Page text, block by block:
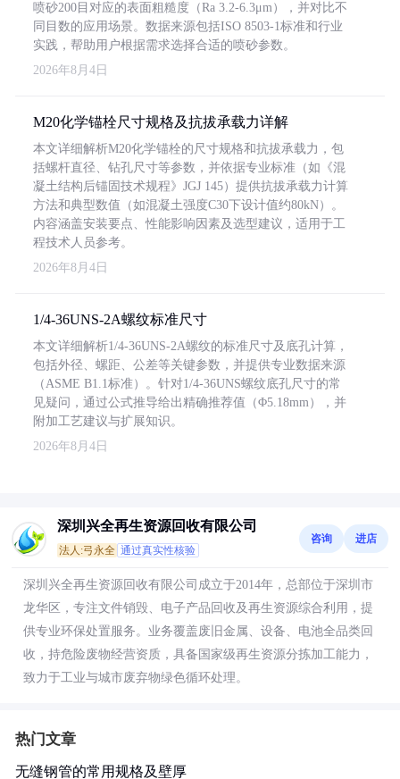
喷砂200目对应的表面粗糙度（Ra 3.2-6.3μm），并对比不
同目数的应用场景。数据来源包括ISO 8503-1标准和行业
实践，帮助用户根据需求选择合适的喷砂参数。
2026年8月4日
M20化学锚栓尺寸规格及抗拔承载力详解
本文详细解析M20化学锚栓的尺寸规格和抗拔承载力，包
括螺杆直径、钻孔尺寸等参数，并依据专业标准（如《混
凝土结构后锚固技术规程》JGJ 145）提供抗拔承载力计算
方法和典型数值（如混凝土强度C30下设计值约80kN）。
内容涵盖安装要点、性能影响因素及选型建议，适用于工
程技术人员参考。
2026年8月4日
1/4-36UNS-2A螺纹标准尺寸
本文详细解析1/4-36UNS-2A螺纹的标准尺寸及底孔计算，
包括外径、螺距、公差等关键参数，并提供专业数据来源
（ASME B1.1标准）。针对1/4-36UNS螺纹底孔尺寸的常
见疑问，通过公式推导给出精确推荐值（Φ5.18mm），并
附加工艺建议与扩展知识。
2026年8月4日
深圳兴全再生资源回收有限公司
法人:弓永全 通过真实性核验
咨询 进店
深圳兴全再生资源回收有限公司成立于2014年，总部位于深圳市
龙华区，专注文件销毁、电子产品回收及再生资源综合利用，提
供专业环保处置服务。业务覆盖废旧金属、设备、电池全品类回
收，持危险废物经营资质，具备国家级再生资源分拣加工能力，
致力于工业与城市废弃物绿色循环处理。
热门文章
无缝钢管的常用规格及壁厚